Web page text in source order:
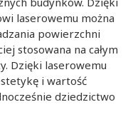
laserowemu można
powierzchni
stosowana na całym
Dzięki laserowemu
i wartość
dziedzictwo